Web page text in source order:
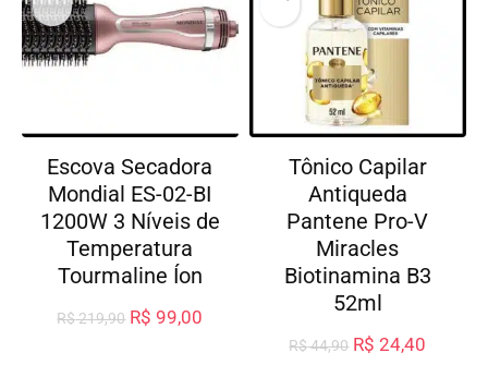
Escova Secadora
Mondial ES-02-BI
1200W 3 Níveis de
Temperatura
Tourmaline Íon
R$219,90 R$ 99,00
Tônico Capilar
Antiqueda
Pantene Pro-V
Miracles
Biotinamina B3
52ml
R$44,90 R$ 24,40